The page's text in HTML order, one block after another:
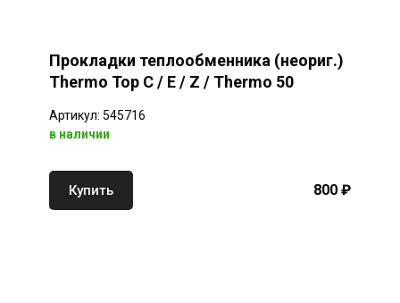
Прокладки теплообменника (неориг.)
Thermo Top C / E / Z / Thermo 50
Артикул: 545716
в наличии
Купить 800 ₽